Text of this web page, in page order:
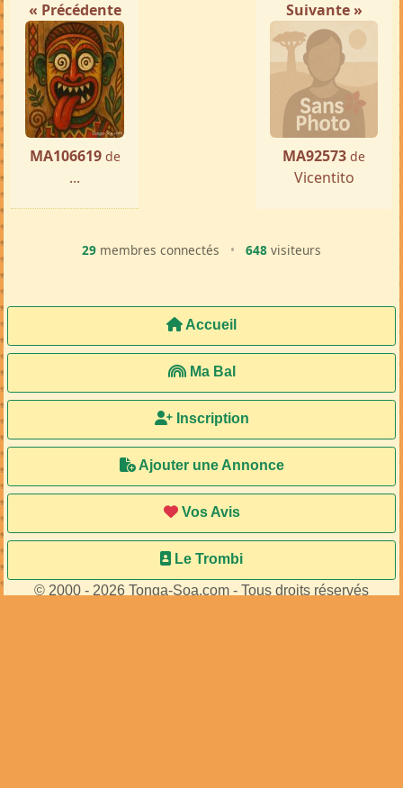
« Précédente
MA106619 de
...
Suivante »
MA92573 de
Vicentito
29 membres connectés • 648 visiteurs
Accueil
Ma Bal
Inscription
Ajouter une Annonce
Vos Avis
Le Trombi
© 2000 - 2026 Tonga-Soa.com - Tous droits réservés